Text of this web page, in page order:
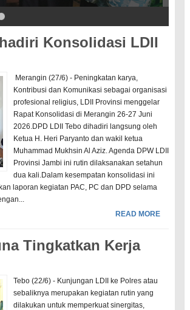
Konsolidasi LDII
Merangin (27/6) - Peningkatan karya,
Kontribusi dan Komunikasi sebagai organisasi
profesional religius, LDII Provinsi menggelar
Rapat Konsolidasi di Merangin 26-27 Juni
2026.DPD LDII Tebo dihadiri langsung oleh
Ketua H. Heri Paryanto dan wakil ketua
Muhammad Mukhsin Al Aziz. Agenda DPW LDII
Provinsi Jambi ini rutin dilaksanakan setahun
dua kali.Dalam kesempatan konsolidasi ini
laporan kegiatan PAC, PC dan DPD selama
READ MORE
Tingkatkan Kerja
Tebo (22/6) - Kunjungan LDII ke Polres atau
sebaliknya merupakan kegiatan rutin yang
dilakukan untuk memperkuat sinergitas,